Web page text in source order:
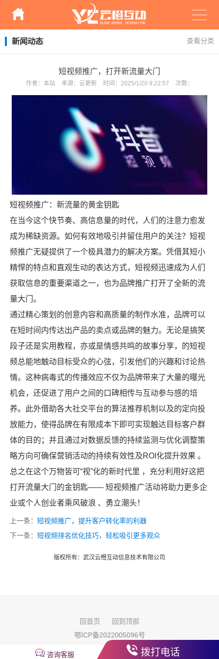
新闻动态 查看分类
短视频推广，打开新流量大门
作者： 本站 来源： 云更新 时间： 2025/1/20 9:22:57 次数：
短视频推广：新流量的黄金钥匙
在当今这个快节奏、高信息量的时代，人们的注意力愈发
成为稀缺资源。如何有效地吸引并留住用户的关注？短视
频推广无疑提供了一个极具潜力的解决方案。凭借其短小
精悍的特点和直观生动的表达方式，短视频迅速成为人们
获取信息的重要渠道之一，也为品牌推广打开了全新的流
量大门。
通过精心策划的创意内容和高质量的制作水准，品牌可以
在短时间内传达出产品的卖点或品牌的魅力。无论是搞笑
段子还是实用教程，亦或是情感共鸣的故事分享，的短视
频总能地触动目标受众的心弦，引发他们的兴趣和讨论热
情。这种病毒式的传播效应不仅为品牌带来了大量的曝光
机会，还促进了用户之间的口碑相传与互动参与感的培
养。此外借助各大社交平台的算法推荐机制以及的定向投
放能力，使得品牌在有限成本下即可实现触达目标客户群
体的目的；并且通过对数据反馈的持续监测与优化调整策
略方向可确保营销活动的持续有效性及ROI化提升效果 。
总之在这个万物皆可“视”化的新时代里 ，充分利用好这把
打开流量大门的金钥匙—— 短视频推广活动将助力更多企
业或个人创业者乘风破浪 、勇立潮头！
上一条： 短视频推广，提升客户转化率的利器
下一条： 短视频排名优化技巧，轻松吸引更多观众
版权所有：武汉云橙互动信息技术有限公司
咨询客服 拨打电话
扫描微信二维码 X
回首页
回到顶部
鄂ICP备2022005096号
版权所有：
武汉云橙互动信息技术有限公司